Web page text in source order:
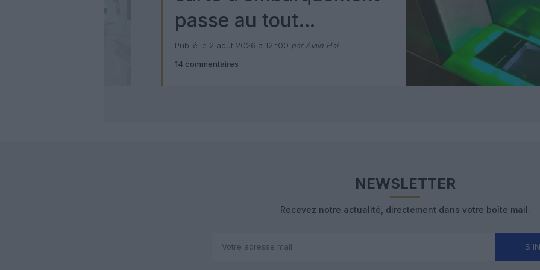
passe au tout
numérique avec Pax
Check
Publié le 2 août 2026 à 12h00 par Alain Hai
14 commentaires
NEWSLETTER
Recevez notre actualité, directement dans votre boîte mail.